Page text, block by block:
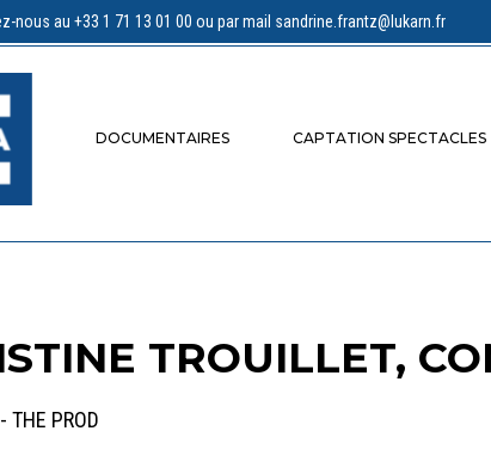
nous au +33 1 71 13 01 00 ou par mail sandrine.frantz@lukarn.fr
DOCUMENTAIRES CAPTATION SPECTACLES
TROUILLET,
PROD